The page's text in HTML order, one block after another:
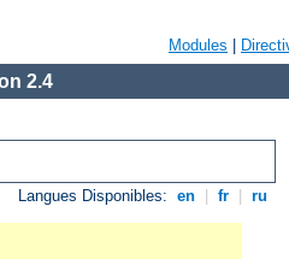
Modules
2.4
Langues Disponibles: en fr ru